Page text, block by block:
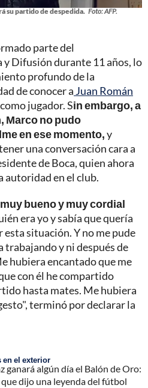
su partido de despedida. Foto: AFP.
parte del
Difusión durante 11 años, lo
profundo de la
de conocer a Juan Román
jugador. Sin embargo, a
Marco no pudo
en ese momento,y
una conversación cara a
de Boca, quien ahora
autoridad en el club.
bueno y muy cordial
era yo y sabía que quería
situación. Y no me pude
trabajando y ni después de
hubiera encantado que me
con él he compartido
hasta mates. Me hubiera
terminó por declarar la
el exterior
ganará algún día el Balón de Oro:
dijo una leyenda del fútbol